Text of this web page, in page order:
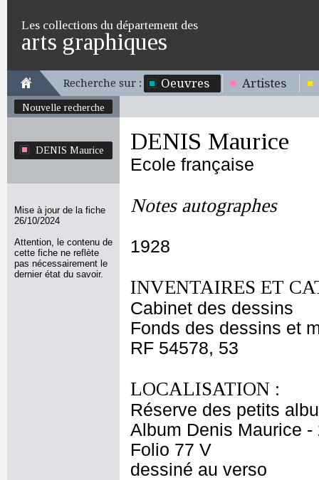
Les collections du département des
arts graphiques
Recherche sur : Oeuvres Artistes
Nouvelle recherche
DENIS Maurice
Mise à jour de la fiche
26/10/2024
Attention, le contenu de
cette fiche ne reflète
pas nécessairement le
dernier état du savoir.
DENIS Maurice
Ecole française
Notes autographes
1928
INVENTAIRES ET
Cabinet des dessins
Fonds des dessins et
RF 54578, 53
LOCALISATION :
Réserve des petits
Album Denis Maurice -
Folio 77 V
dessiné au verso